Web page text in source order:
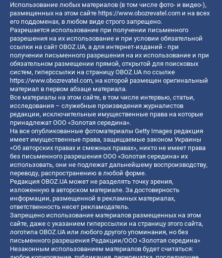
Использование любых материалов (в том числе фото- и видео-),
размещенных на этом сайте https://www.obozrevatel.com и на всех
его поддоменах, в любом виде строго запрещено.
Разрешается использование при получении письменного
разрешения на их использование и при условии обязательной
ссылки на сайт OBOZ.UA, а для интернет-изданий - при
получении письменного разрешения на их использование и при
обязательном размещении прямой, открытой для поисковых
систем, гиперссылки на страницу OBOZ.UA по ссылке
https://www.obozrevatel.com, на которой размещен оригинальный
материал в первом абзаце материала.
Все материалы на этом сайте, в том числе интервью, статьи,
исследования – служебные произведения журналистов
редакции, исключительные имущественные права на которые
принадлежат ООО «Золотая середина».
На все опубликованные фотоматериалы Getty Images редакция
имеет имущественные права, защищаемые законом Украины
«Об авторских правах и смежных правах», никто не имеет права
без письменного разрешения ООО «Золотая середина» их
использовать, они не подлежат дальнейшему воспроизводству,
переводу, распространению в любой форме.
Редакция OBOZ.UA может не разделять точку зрения,
изложенную в авторском материале. За достоверность
информации, размещенной в рекламных материалах,
ответственность несет рекламодатель.
Запрещено использование материалов размещенных на этом
сайте, даже с указанием гиперссылки на страницу этого сайта,
логотипа OBOZ.UA или любого другого упоминания, но без
письменного разрешения Редакции/ООО «Золотая середина»
Незаконным использованием материалов будет считаться: